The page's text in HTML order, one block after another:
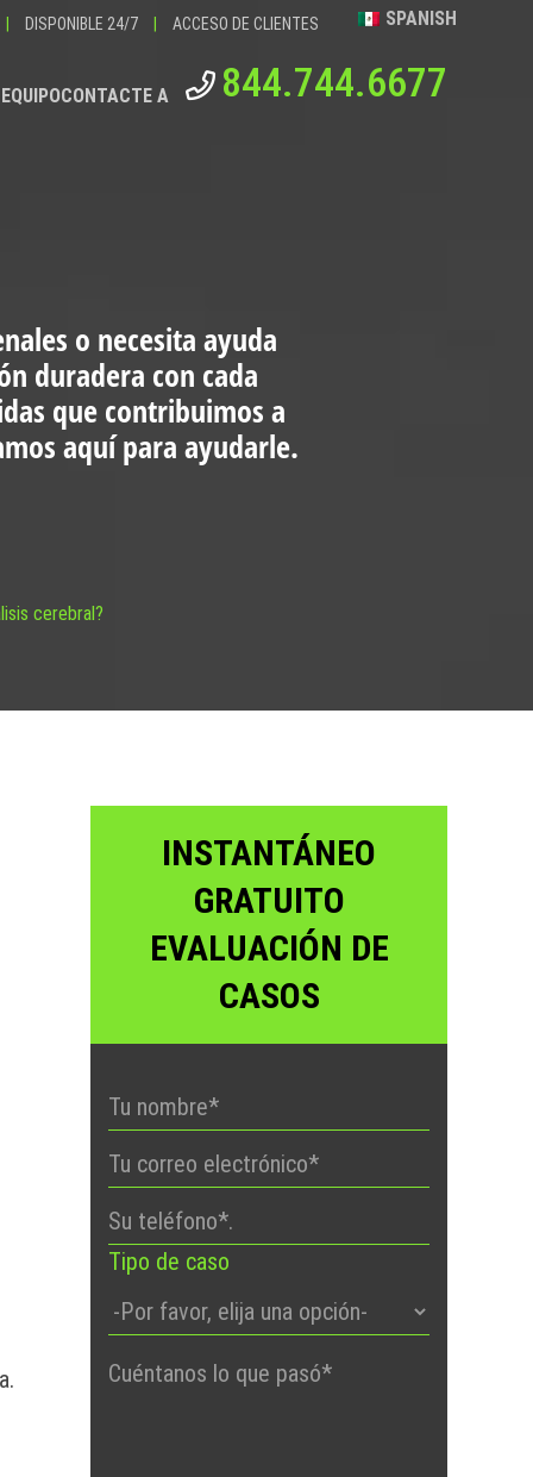
| DISPONIBLE 24/7 | ACCESO DE CLIENTES SPANISH
CONTACTE A 844.744.6677
o necesita ayuda
duradera con cada
que contribuimos a
aquí para ayudarle.
cerebral?
INSTANTÁNEO
GRATUITO
EVALUACIÓN DE
CASOS
Tipo de caso
Por